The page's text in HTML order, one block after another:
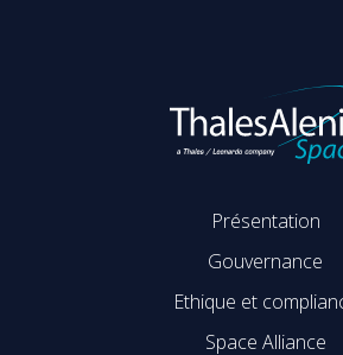
Présentation
Gouvernance
Ethique et
Space Alliance